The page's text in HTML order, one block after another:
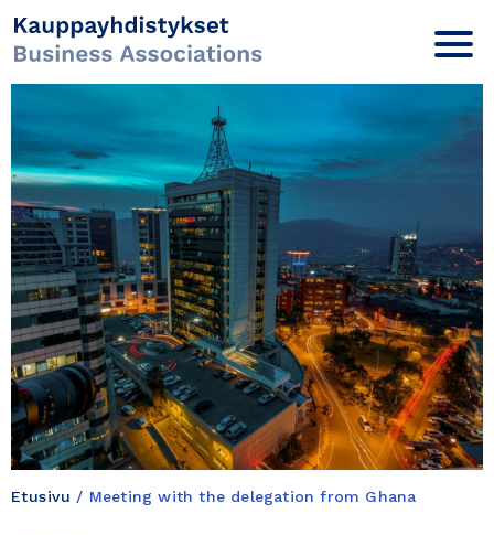
Etusivu / Meeting with the delegation from Ghana